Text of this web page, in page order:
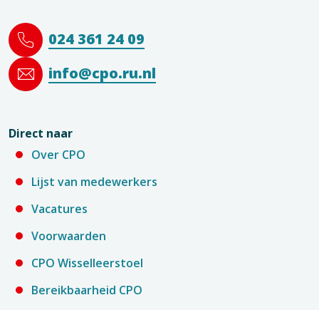
024 361 24 09
info@cpo.ru.nl
Direct naar
Over CPO
Lijst van medewerkers
Vacatures
Voorwaarden
CPO Wisselleerstoel
Bereikbaarheid CPO